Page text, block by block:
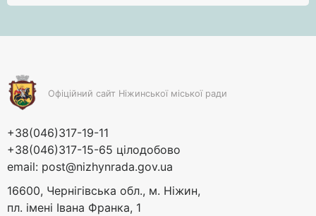
Офіційний сайт Ніжинської міської ради
+38(046)317-19-11
+38(046)317-15-65 цілодобово
email: post@nizhynrada.gov.ua
16600, Чернігівська обл., м. Ніжин,
пл. імені Івана Франка, 1